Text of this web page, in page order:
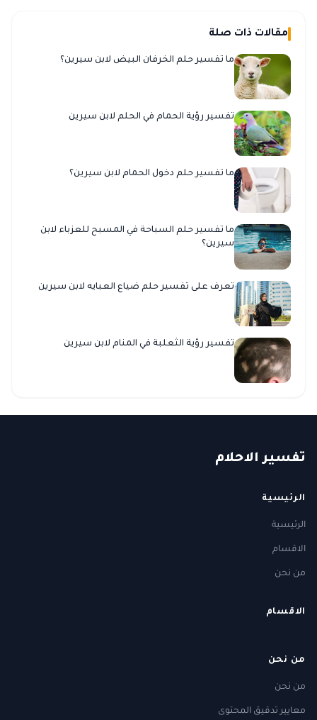
مقالات ذات صلة
ما تفسير حلم الخرفان البيض لابن سيرين؟
تفسير رؤية الحمام في الحلم لابن سيرين
ما تفسير حلم دخول الحمام لابن سيرين؟
ما تفسير حلم السباحة في المسبح للعزباء لابن
سيرين؟
تعرف على تفسير حلم ضياع العبايه لابن سيرين
تفسير رؤية الثعلبة في المنام لابن سيرين
تفسير الاحلام
الرئيسية
الرئيسية
الاقسام
من نحن
الاقسام
من نحن
من نحن
معايير تدقيق المحتوى